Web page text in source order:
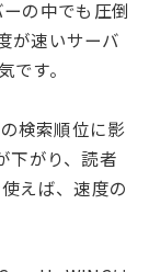
の中でも圧倒
が速いサーバ
す。
検索順位に影
下がり、読者
えば、速度の